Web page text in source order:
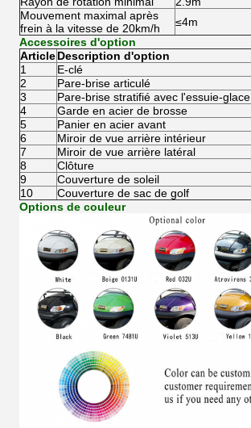
Mouvement maximal après
frein à la vitesse de 20km/h
≤4m
Accessoires d'option
ArticleDescription d'option
1
E-clé
2
Pare-brise articulé
3
Pare-brise stratifié avec l'essuie-glace
4
Garde en acier de brosse
5
Panier en acier avant
6
Miroir de vue arrière intérieur
7
Miroir de vue arrière latéral
8
Clôture
9
Couverture de soleil
10
Couverture de sac de golf
Options de couleur